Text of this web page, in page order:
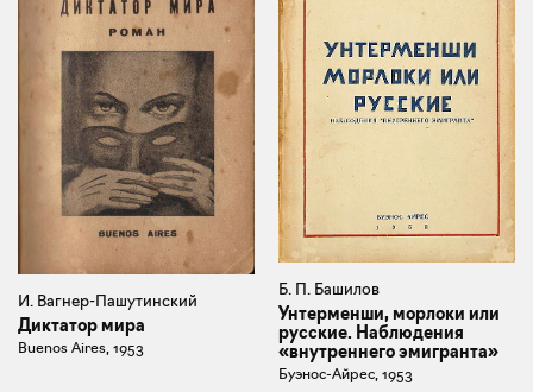
И. Вагнер-Пашутинский
Диктатор мира
Buenos Aires, 1953
Б. П. Башилов
Унтерменши, морлоки или
русские. Наблюдения
«внутреннего эмигранта»
Буэнос-Айрес, 1953